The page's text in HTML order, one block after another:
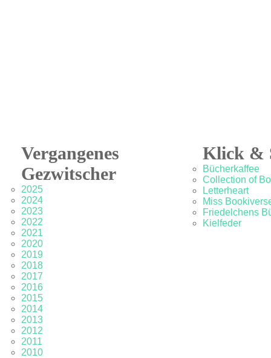
Vergangenes
Gezwitscher
2025
2024
2023
2022
2021
2020
2019
2018
2017
2016
2015
2014
2013
2012
2011
2010
Klick &
Bücherkaffee
Collection of
Letterheart
Miss
Friedelchens
Kielfeder